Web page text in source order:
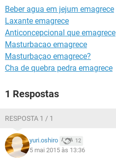
Beber agua em jejum emagrece
Laxante emagrece
Anticoncepcional que emagrece
Masturbacao emagrece
Masturbaçao emagrece?
Cha de quebra pedra emagrece
1 Respostas
RESPOSTA 1 / 1
yuri.oshiro 12
5 mai 2015 às 13:36